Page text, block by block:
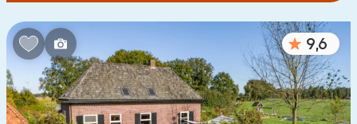
9,6